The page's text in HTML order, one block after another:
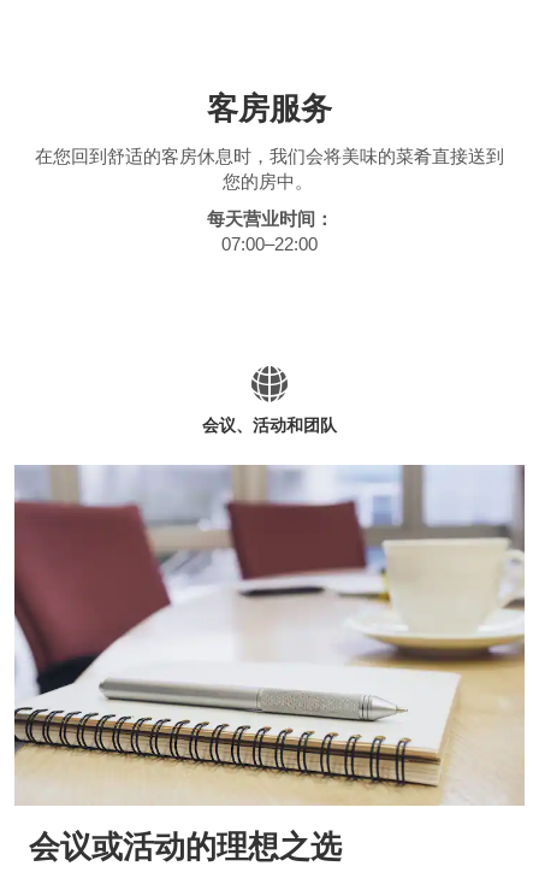
客房服务
在您回到舒适的客房休息时，我们会将美味的菜肴直接送到
您的房中。
每天营业时间：
07:00–22:00
会议、活动和团队
会议或活动的理想之选